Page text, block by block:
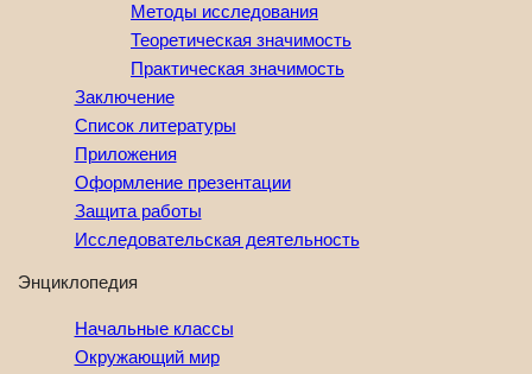
Методы исследования
Теоретическая значимость
Практическая значимость
Заключение
Список литературы
Приложения
Оформление презентации
Защита работы
Исследовательская деятельность
Энциклопедия
Начальные классы
Окружающий мир